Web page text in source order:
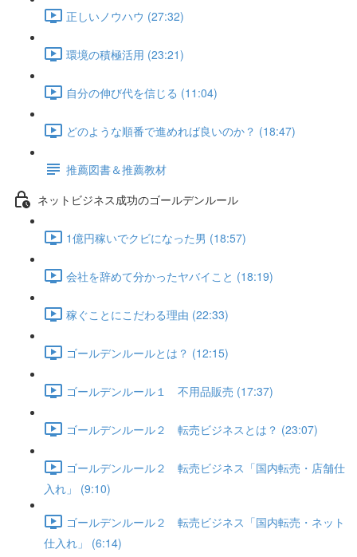
正しいノウハウ (27:32)
環境の積極活用 (23:21)
自分の伸び代を信じる (11:04)
どのような順番で進めれば良いのか？ (18:47)
推薦図書＆推薦教材
ネットビジネス成功のゴールデンルール
1億円稼いでクビになった男 (18:57)
会社を辞めて分かったヤバイこと (18:19)
稼ぐことにこだわる理由 (22:33)
ゴールデンルールとは？ (12:15)
ゴールデンルール１ 不用品販売 (17:37)
ゴールデンルール２ 転売ビジネスとは？ (23:07)
ゴールデンルール２ 転売ビジネス「国内転売・店舗仕
入れ」 (9:10)
ゴールデンルール２ 転売ビジネス「国内転売・ネット
仕入れ」 (6:14)